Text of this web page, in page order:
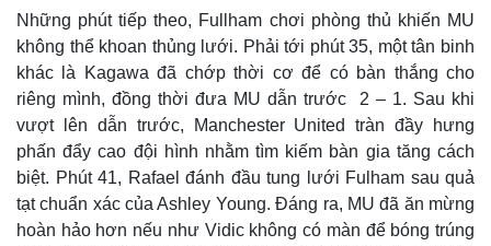
Những phút tiếp theo, Fullham chơi phòng thủ khiến MU
không thể khoan thủng lưới. Phải tới phút 35, một tân binh
khác là Kagawa đã chớp thời cơ để có bàn thắng cho
riêng mình, đồng thời đưa MU dẫn trước 2 – 1. Sau khi
vượt lên dẫn trước, Manchester United tràn đầy hưng
phấn đẩy cao đội hình nhằm tìm kiếm bàn gia tăng cách
biệt. Phút 41, Rafael đánh đầu tung lưới Fulham sau quả
tạt chuẩn xác của Ashley Young. Đáng ra, MU đã ăn mừng
hoàn hảo hơn nếu như Vidic không có màn để bóng trúng